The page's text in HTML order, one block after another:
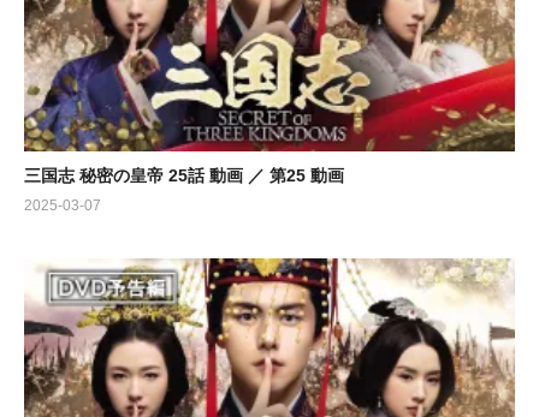
三国志 秘密の皇帝 25話 動画 ／ 第25 動画
2025-03-07